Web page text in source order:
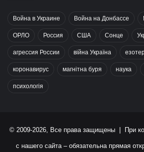
Война в Украине Война на Донбассе
ОРЛО Россия США Сонце
агрессия России війна Україна
коронавирус магнітна буря наука
психологія
© 2009-2026, Все права защищены | При
с нашего сайта – обязательна прямая